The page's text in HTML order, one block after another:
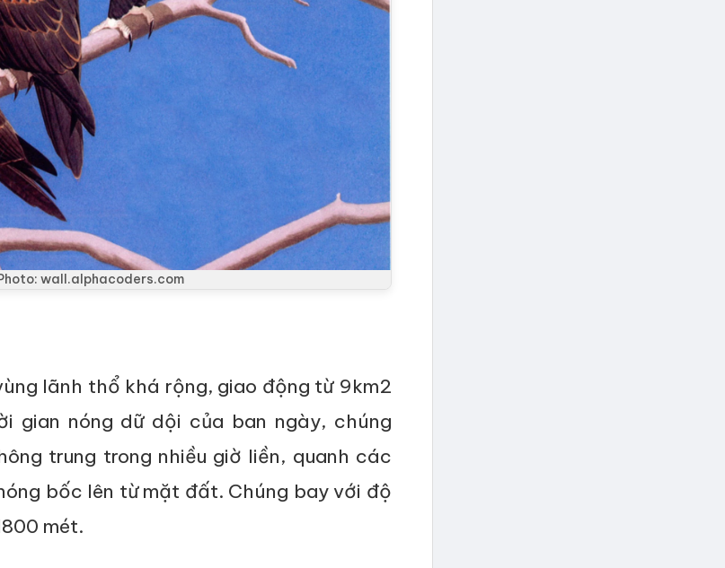
wall.alphacoders.com
lãnh thổ khá rộng, giao động từ 9km2
gian nóng dữ dội của ban ngày, chúng
trung trong nhiều giờ liền, quanh các
bốc lên từ mặt đất. Chúng bay với độ
mét.